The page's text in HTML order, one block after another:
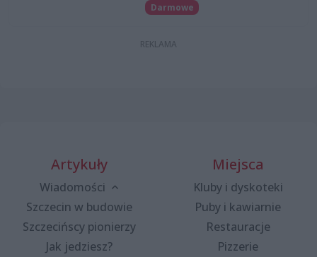
Darmowe
Artykuły
Wiadomości
Szczecin w budowie
Szczecińscy pionierzy
Jak jedziesz?
Miejsca
Kluby i dyskoteki
Puby i kawiarnie
Restauracje
Pizzerie